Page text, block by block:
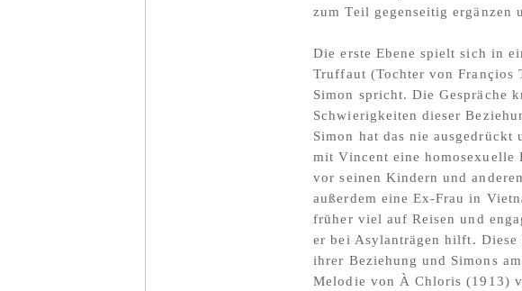
zum Teil gegenseitig ergänzen
Die erste Ebene spielt sich in
Truffaut (Tochter von Françios
Simon spricht. Die Gespräche
Schwierigkeiten dieser
Simon hat das nie
mit Vincent eine homosexuelle
vor seinen Kindern und
außerdem eine Ex-Frau in
früher viel auf Reisen und
er bei Asylanträgen hilft.
ihrer Beziehung und Simons
Melodie von À Chloris (1913)